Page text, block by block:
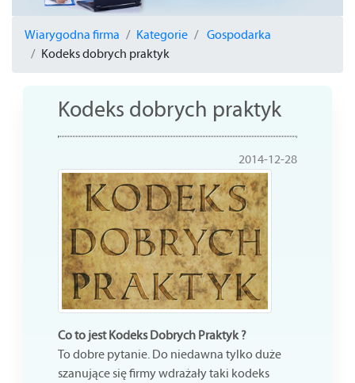
Wiarygodna firma Kategorie
Gospodarka
Kodeks dobrych praktyk
Kodeks dobrych praktyk
2014-12-28
Co to jest Kodeks Dobrych Praktyk ?
To dobre pytanie. Do niedawna tylko duże
szanujące się firmy wdrażały taki kodeks